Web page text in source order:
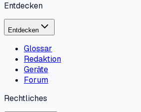
Entdecken
Entdecken
Glossar
Redaktion
Geräte
Forum
Rechtliches